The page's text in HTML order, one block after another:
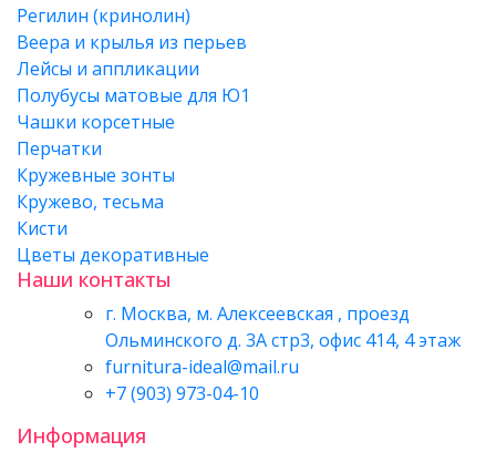
Регилин (кринолин)
Веера и крылья из перьев
Лейсы и аппликации
Полубусы матовые для Ю1
Чашки корсетные
Перчатки
Кружевные зонты
Кружево, тесьма
Кисти
Цветы декоративные
Наши контакты
г. Москва, м. Алексеевская , проезд
Ольминского д. 3А стр3, офис 414, 4 этаж
furnitura-ideal@mail.ru
+7 (903) 973-04-10
Информация